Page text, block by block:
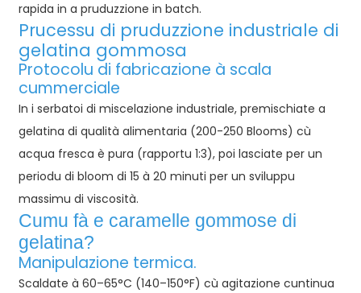
rapida in a pruduzzione in batch.
Prucessu di pruduzzione industriale di
gelatina gommosa
Protocolu di fabricazione à scala
cummerciale
In i serbatoi di miscelazione industriale, premischiate a
gelatina di qualità alimentaria (200-250 Blooms) cù
acqua fresca è pura (rapportu 1:3), poi lasciate per un
periodu di bloom di 15 à 20 minuti per un sviluppu
massimu di viscosità.
Cumu fà e caramelle gommose di
gelatina?
Manipulazione termica.
Scaldate à 60–65°C (140–150°F) cù agitazione cuntinua